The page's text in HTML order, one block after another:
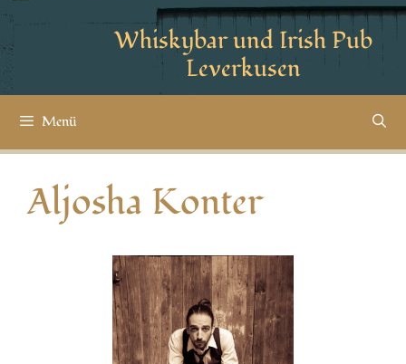
Whiskybar und Irish Pub
Leverkusen
Menü
Aljosha Konter